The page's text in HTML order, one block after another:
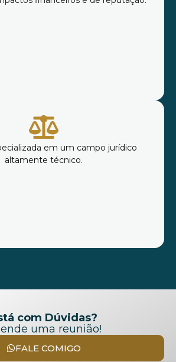
em um campo jurídico
altamente técnico.
com Dúvidas?
uma reunião!
FALE COMIGO